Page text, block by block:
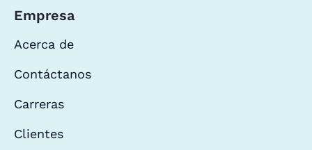
Empresa
Acerca de
Contáctanos
Carreras
Clientes